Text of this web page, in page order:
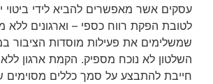
עסקים אשר מאפשרים להביא לידי ביטוי
לטובת הפקת רווח כספי – וארגונים ללא
שמשלימים את פעילות מוסדות הציבור
השלטון לא נוכח מספיק. הקמת ארגון
חייבת להתבצע על סמך כללים מסוימים